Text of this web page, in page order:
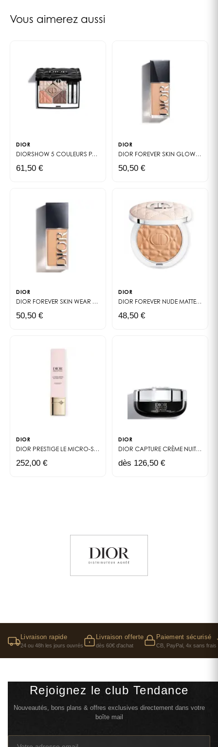
JOJOBA ESTERS • TRIETHYLHEXANOIN • TOCOPHEROL •
Vous aimerez aussi
DIOR
DIORSHOW 5 COULEURS PALETTE YEUX - 5 FARDS À PAUPIÈRES ÉDITION LIMITÉE
61,50 €
DIOR
DIOR FOREVER SKIN GLOWFOND
50,50 €
DIOR
DIOR FOREVER SKIN WEAR FOND DE TEINT MAT NATUREL - HAUTE TENUE
50,50 €
DIOR
DIOR FOREVER NUDE MATTE FILTER
48,50 €
DIOR
DIOR PRESTIGE LE MICRO-SÉRUM DE ROSE YEUX ACTIVATED SÉRUM
252,00 €
DIOR
DIOR CAPTURE CRÈME NUIT
dès 126,50 €
Livraison rapide
24 ou 48h les jours ouvrés
Livraison offerte
dès 60€ d'achat
Paiement sécurisé
CB, PayPal, 4x sans frais
Rejoignez le club Tendance
Nouveautés, bons plans & offres exclusives directement dans votre
boîte mail